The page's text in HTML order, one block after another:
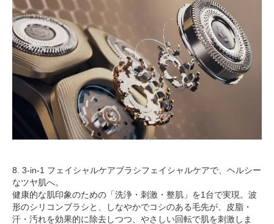
8. 3-in-1 フェイシャルケアブラシフェイシャルケアで、ヘルシー
なツヤ肌へ。
健康的な肌印象のための「洗浄・刺激・整肌」を1台で実現。波
形のシリコンブラシと、しなやかでコシのある毛先が、皮脂・
汗・汚れを効果的に除去しつつ、やさしい回転で肌を刺激しま